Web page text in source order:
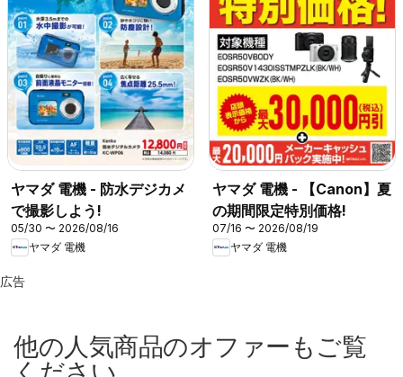
ヤマダ 電機 - 防水デジカメ
で撮影しよう!
05/30 〜 2026/08/16
ヤマダ 電機
ヤマダ 電機 - 【Canon】夏
の期間限定特別価格!
07/16 〜 2026/08/19
ヤマダ 電機
広告
他の人気商品のオファーもご覧